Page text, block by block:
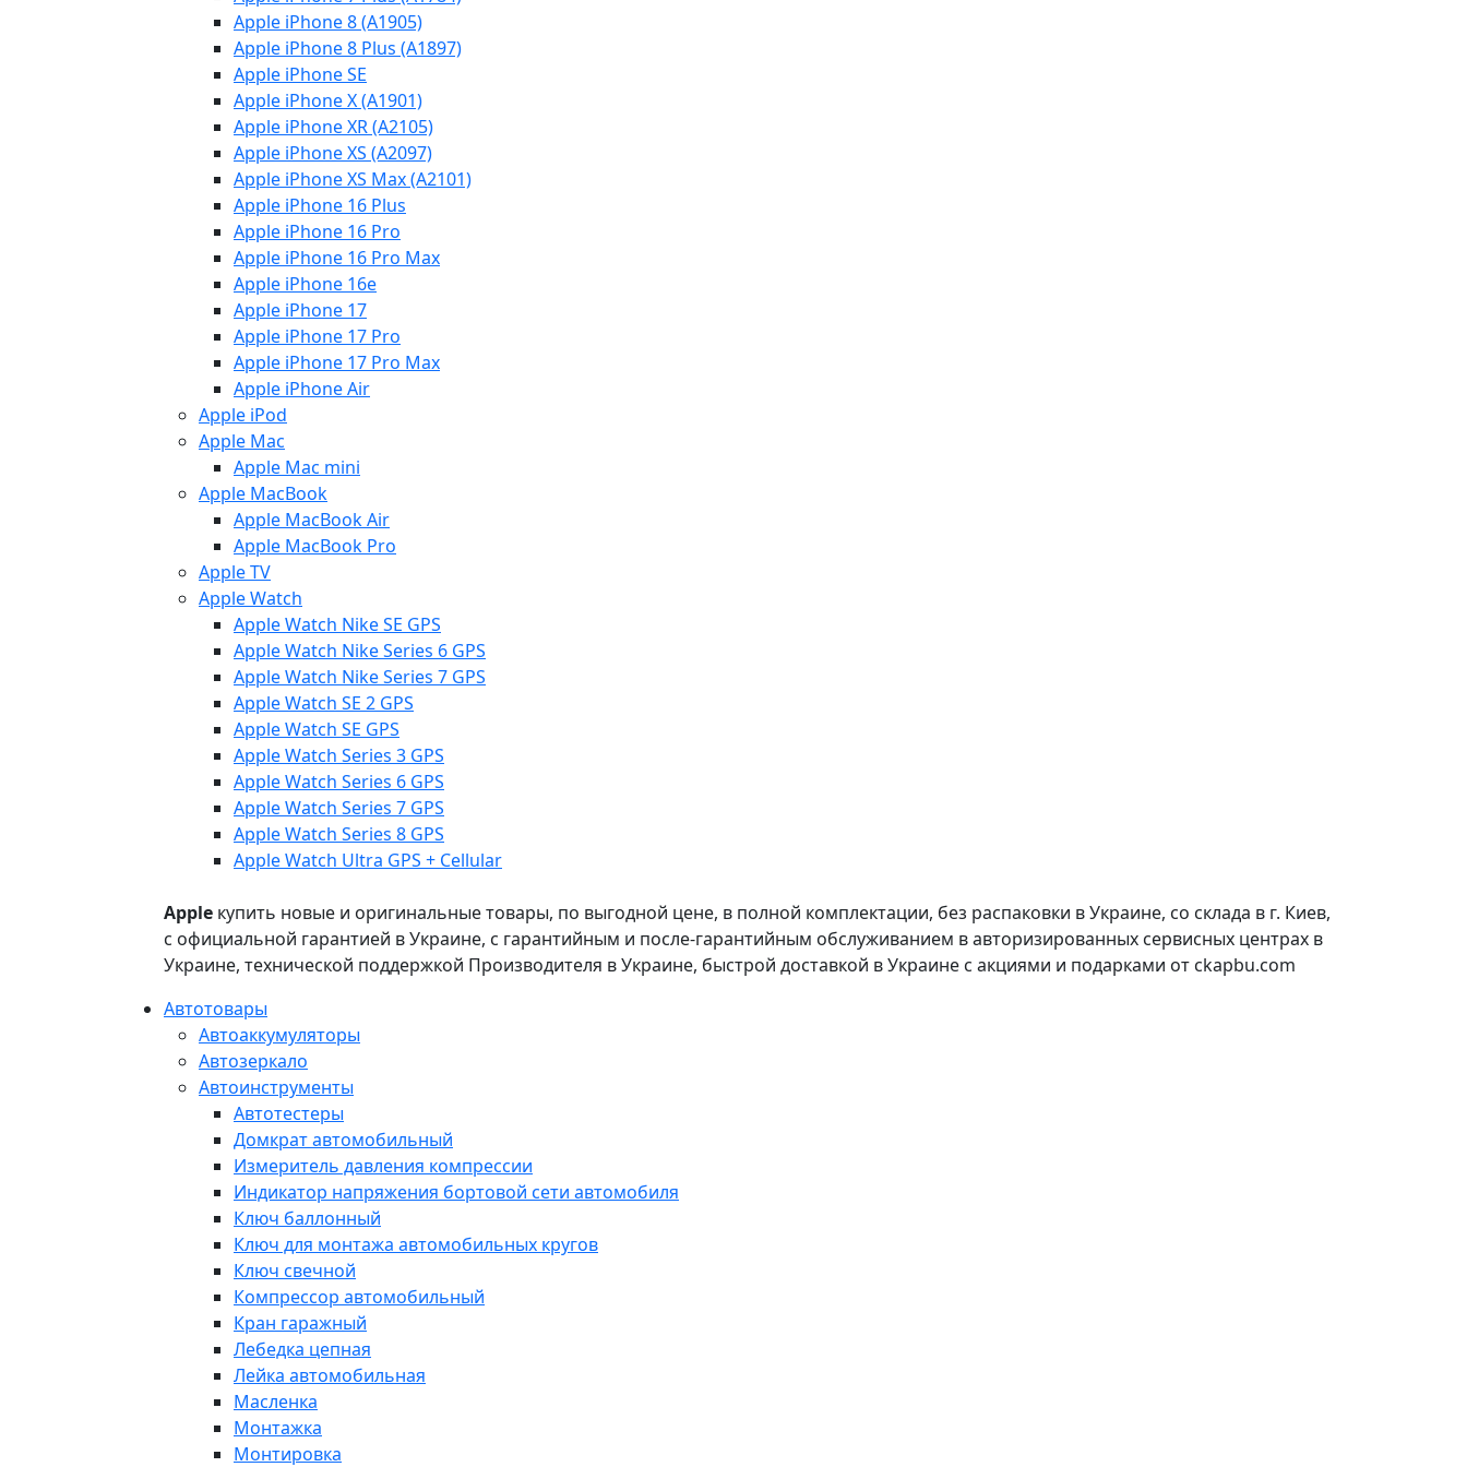
Apple iPhone 8 (A1905)
Apple iPhone 8 Plus (A1897)
Apple iPhone SE
Apple iPhone X (A1901)
Apple iPhone XR (A2105)
Apple iPhone XS (A2097)
Apple iPhone XS Max (A2101)
Apple iPhone 16 Plus
Apple iPhone 16 Pro
Apple iPhone 16 Pro Max
Apple iPhone 16e
Apple iPhone 17
Apple iPhone 17 Pro
Apple iPhone 17 Pro Max
Apple iPhone Air
Apple iPod
Apple Mac
Apple Mac mini
Apple MacBook
Apple MacBook Air
Apple MacBook Pro
Apple TV
Apple Watch
Apple Watch Nike SE GPS
Apple Watch Nike Series 6 GPS
Apple Watch Nike Series 7 GPS
Apple Watch SE 2 GPS
Apple Watch SE GPS
Apple Watch Series 3 GPS
Apple Watch Series 6 GPS
Apple Watch Series 7 GPS
Apple Watch Series 8 GPS
Apple Watch Ultra GPS + Cellular
Apple купить новые и оригинальные товары, по выгодной цене, в полной комплектации, без распаковки в Украине, со склада в г. Киев,
с официальной гарантией в Украине, с гарантийным и после-гарантийным обслуживанием в авторизированных сервисных центрах в
Украине, технической поддержкой Производителя в Украине, быстрой доставкой в Украине с акциями и подарками от ckapbu.com
Автотовары
Автоаккумуляторы
Автозеркало
Автоинструменты
Автотестеры
Домкрат автомобильный
Измеритель давления компрессии
Индикатор напряжения бортовой сети автомобиля
Ключ баллонный
Ключ для монтажа автомобильных кругов
Ключ свечной
Компрессор автомобильный
Кран гаражный
Лебедка цепная
Лейка автомобильная
Масленка
Монтажка
Монтировка